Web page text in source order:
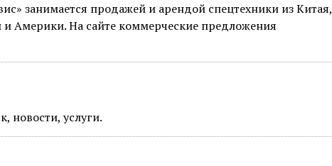
занимается продажей и арендой спецтехники из Китая,
Америки. На сайте коммерческие предложения
новости, услуги.